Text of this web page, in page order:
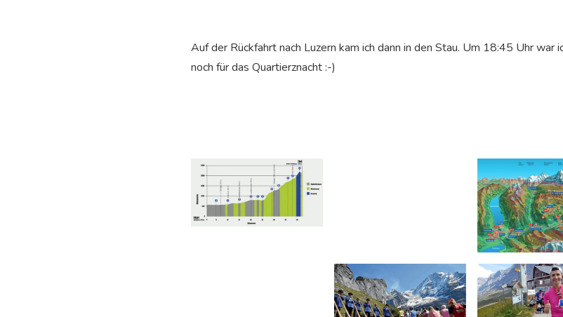
Auf der Rückfahrt nach Luzern kam ich dann in den Stau. Um 18:45 Uhr war
noch für das Quartierznacht :-)